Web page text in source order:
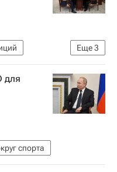
Еще3
для
спорта